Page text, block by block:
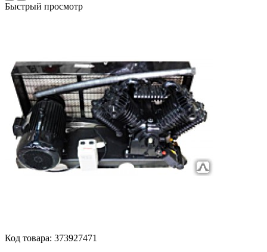
Быстрый просмотр
Код товара: 373927471